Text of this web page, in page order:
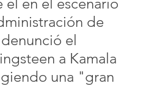
de
el
a Kamala
una "gran